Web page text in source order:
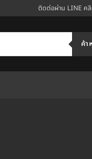
ติดต่อผ่าน LINE ค
ค้า